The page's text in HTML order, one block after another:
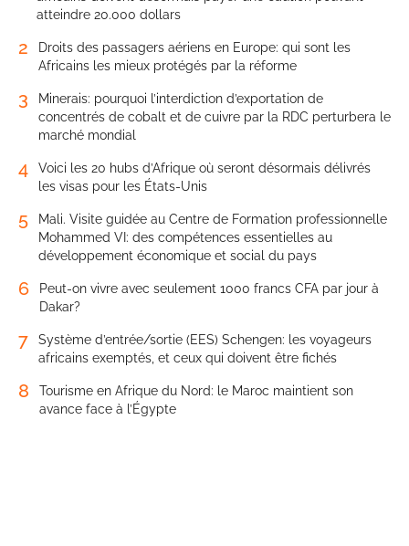
atteindre 20.000 dollars
2
Droits des passagers aériens en Europe: qui sont les
Africains les mieux protégés par la réforme
3
Minerais: pourquoi l’interdiction d’exportation de
concentrés de cobalt et de cuivre par la RDC perturbera le
marché mondial
4
Voici les 20 hubs d’Afrique où seront désormais délivrés
les visas pour les États-Unis
5
Mali. Visite guidée au Centre de Formation professionnelle
Mohammed VI: des compétences essentielles au
développement économique et social du pays
6
Peut-on vivre avec seulement 1000 francs CFA par jour à
Dakar?
7
Système d’entrée/sortie (EES) Schengen: les voyageurs
africains exemptés, et ceux qui doivent être fichés
8
Tourisme en Afrique du Nord: le Maroc maintient son
avance face à l’Égypte